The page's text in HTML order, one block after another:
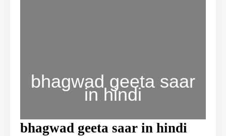
bhagwad geeta saar
in hindi
bhagwad geeta saar in hindi